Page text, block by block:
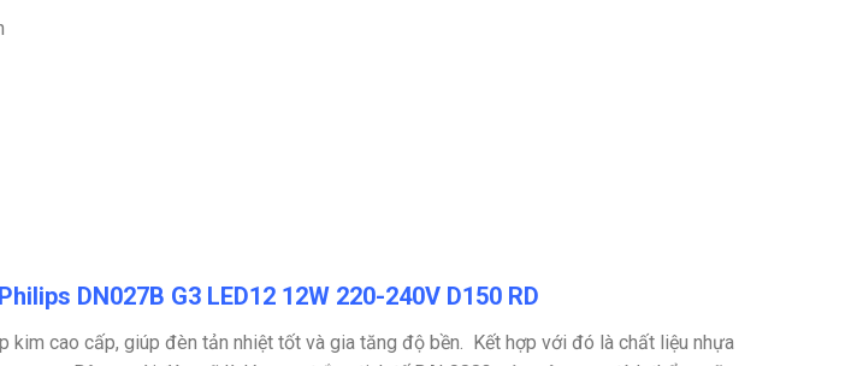
DN027B G3 LED12 12W 220-240V D150 RD
kim cao cấp, giúp đèn tản nhiệt tốt và gia tăng độ bền. Kết hợp với đó là chất liệu nhựa